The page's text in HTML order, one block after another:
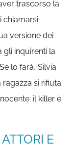
trascorso la
chiamarsi
versione dei
gli inquirenti la
lo farà, Silvia
si rifiuta
il killer è
E